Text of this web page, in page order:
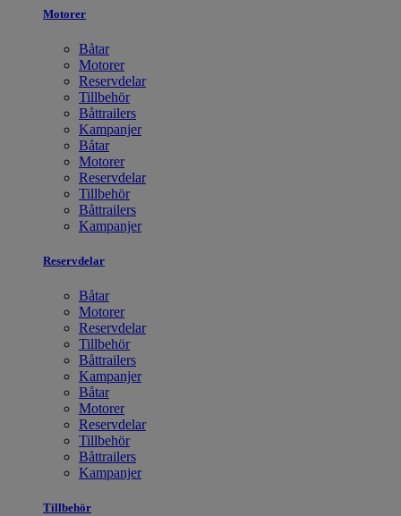
Motorer
Båtar
Motorer
Reservdelar
Tillbehör
Båttrailers
Kampanjer
Båtar
Motorer
Reservdelar
Tillbehör
Båttrailers
Kampanjer
Reservdelar
Båtar
Motorer
Reservdelar
Tillbehör
Båttrailers
Kampanjer
Båtar
Motorer
Reservdelar
Tillbehör
Båttrailers
Kampanjer
Tillbehör